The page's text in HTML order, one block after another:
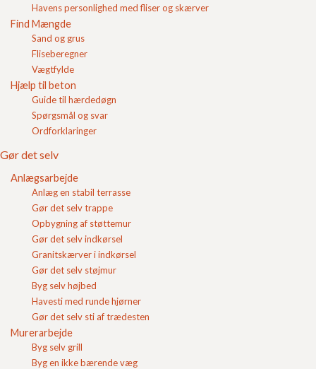
Havens personlighed med fliser og skærver
Find Mængde
Sand og grus
Fliseberegner
Vægtfylde
Hjælp til beton
Guide til hærdedøgn
Spørgsmål og svar
Ordforklaringer
Gør det selv
Anlægsarbejde
Anlæg en stabil terrasse
Gør det selv trappe
Opbygning af støttemur
Gør det selv indkørsel
Granitskærver i indkørsel
Gør det selv støjmur
Byg selv højbed
Havesti med runde hjørner
Gør det selv sti af trædesten
Murerarbejde
Byg selv grill
Byg en ikke bærende væg
Indkøbskurv
Løv Slotsbrosten m/slået
kant 14x21x6
Pris pr. m2
Se produkt
Høst Slotsbrosten m/slået
kant 14x21x6
Pris pr. m2214,70 DKK
Se produkt
Gulmix Slotsbrosten
m/slået kant 14x21x6
Pris pr. m2 214,70